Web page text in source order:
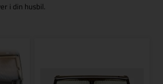
i din husbil.